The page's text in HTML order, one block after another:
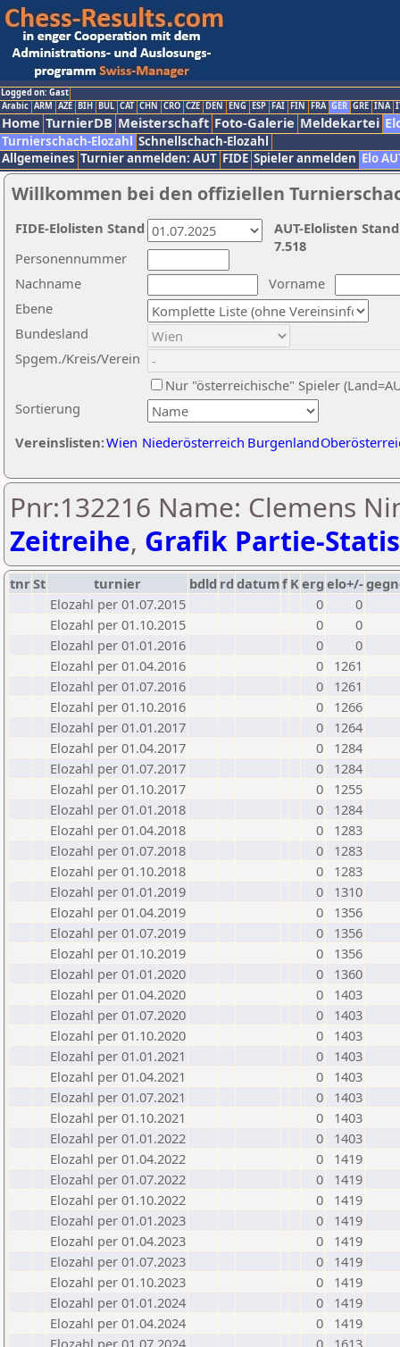
Logged on: Gast
Arabic ARM AZE BIH BUL CAT CHN CRO CZE DEN ENG ESP FAI FIN FRA GER GRE INA
Home TurnierDB Meisterschaft Foto-Galerie Meldekartei
Turnierschach-Elozahl Schnellschach-Elozahl
Allgemeines Turnier anmelden: AUT FIDE Spieler anmelden Elo
Willkommen bei den offiziellen
Nachname
Vorname
Ebene
Sortierung
Personennummer
Bundesland
Spgem./Kreis/Verein
Nur "österreichische" Spieler
Vereinslisten:Wien Niederösterreich Burgenland
AUT-Elolisten
7.518
FIDE-Elolisten Stand
Pnr:132216 Name: Clemens
Zeitreihe, Grafik Partie-
tnrSt turnier bdld rd datumf Kerg elo+/-
Elozahl per 01.07.2015
0
0
Elozahl per 01.10.2015
0
0
Elozahl per 01.01.2016
0
0
Elozahl per 01.04.2016
0
1261
Elozahl per 01.07.2016
0
1261
Elozahl per 01.10.2016
0
1266
Elozahl per 01.01.2017
0
1264
Elozahl per 01.04.2017
0
1284
Elozahl per 01.07.2017
0
1284
Elozahl per 01.10.2017
0
1255
Elozahl per 01.01.2018
0
1284
Elozahl per 01.04.2018
0
1283
Elozahl per 01.07.2018
0
1283
Elozahl per 01.10.2018
0
1283
Elozahl per 01.01.2019
0
1310
Elozahl per 01.04.2019
0
1356
Elozahl per 01.07.2019
0
1356
Elozahl per 01.10.2019
0
1356
Elozahl per 01.01.2020
0
1360
Elozahl per 01.04.2020
0
1403
Elozahl per 01.07.2020
0
1403
Elozahl per 01.10.2020
0
1403
Elozahl per 01.01.2021
0
1403
Elozahl per 01.04.2021
0
1403
Elozahl per 01.07.2021
0
1403
Elozahl per 01.10.2021
0
1403
Elozahl per 01.01.2022
0
1403
Elozahl per 01.04.2022
0
1419
Elozahl per 01.07.2022
0
1419
Elozahl per 01.10.2022
0
1419
Elozahl per 01.01.2023
0
1419
Elozahl per 01.04.2023
0
1419
Elozahl per 01.07.2023
0
1419
Elozahl per 01.10.2023
0
1419
Elozahl per 01.01.2024
0
1419
Elozahl per 01.04.2024
0
1419
Elozahl per 01.07.2024
0
1613